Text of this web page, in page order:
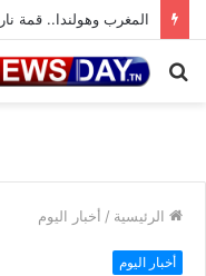
المغرب وهولندا.. قمة
بحث
الرئيسية / أخبار اليوم
أخبار اليوم